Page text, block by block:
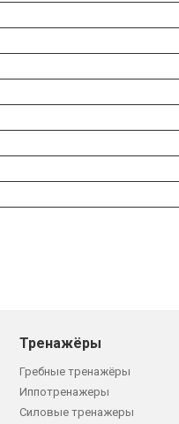
Тренажёры
Гребные тренажёры
Иппотренажеры
Силовые тренажеры